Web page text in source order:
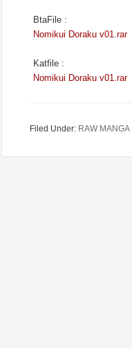
BtaFile :
Nomikui Doraku v01.rar
Katfile :
Nomikui Doraku v01.rar
Filed Under: RAW MANGA